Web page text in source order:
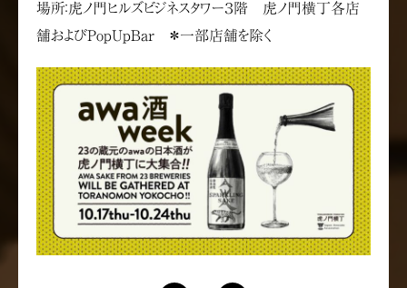
場所：虎ノ門ヒルズビジネスタワー３階 虎ノ門横丁各店
舗およびPopUpBar ＊一部店舗を除く